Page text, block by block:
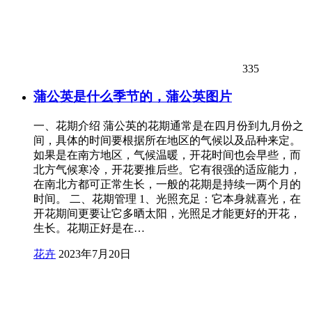
335
蒲公英是什么季节的，蒲公英图片
一、花期介绍 蒲公英的花期通常是在四月份到九月份之
间，具体的时间要根据所在地区的气候以及品种来定。
如果是在南方地区，气候温暖，开花时间也会早些，而
北方气候寒冷，开花要推后些。它有很强的适应能力，
在南北方都可正常生长，一般的花期是持续一两个月的
时间。 二、花期管理 1、光照充足：它本身就喜光，在
开花期间更要让它多晒太阳，光照足才能更好的开花，
生长。花期正好是在…
花卉 2023年7月20日